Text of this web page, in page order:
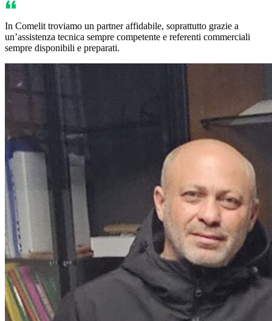
In Comelit troviamo un partner affidabile, soprattutto grazie a
un’assistenza tecnica sempre competente e referenti commerciali
sempre disponibili e preparati.